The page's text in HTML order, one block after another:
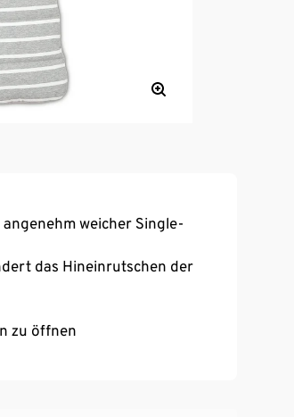
weicher Single-
das Hineinrutschen der
zu öffnen